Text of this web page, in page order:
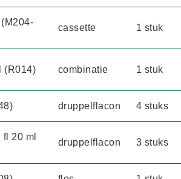
cassette 1 stuk
(R014) combinatie 1 stuk
druppelflacon 4 stuks
20 ml
druppelflacon 3 stuks